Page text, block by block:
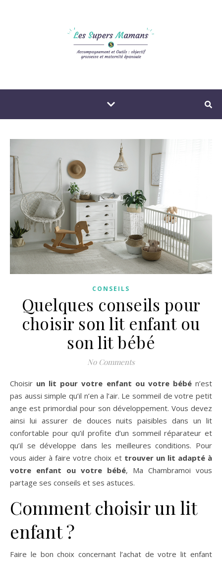
CONSEILS
Quelques conseils pour
choisir son lit enfant ou
son lit bébé
No Comments
Choisir un lit pour votre enfant ou votre bébén’est
pas aussi simple qu’il n’en a l’air. Le sommeil de votre petit
ange est primordial pour son développement. Vous devez
ainsi lui assurer de douces nuits paisibles dans un lit
confortable pour qu’il profite d’un sommeil réparateur et
qu’il se développe dans les meilleures conditions. Pour
vous aider à faire votre choix et trouver un lit adapté à
votre enfant ou votre bébé, Ma Chambramoi vous
partage ses conseils et ses astuces.
Comment choisir un lit
enfant ?
Faire le bon choix concernant l’achat de votre lit enfant